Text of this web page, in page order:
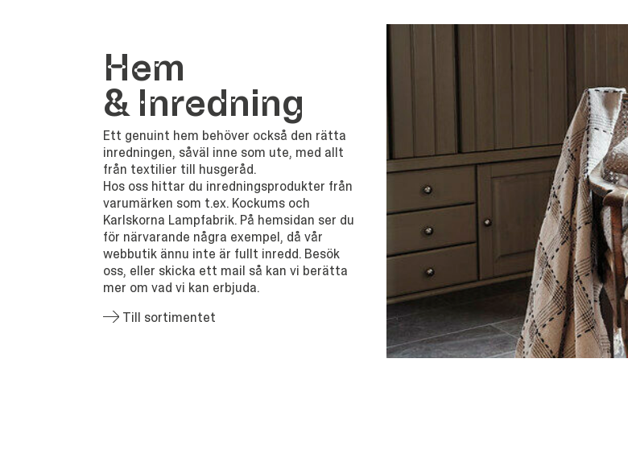
Hem
&Inredning
Ett genuint hem behöver också den rätta
inredningen, såväl inne som ute, med allt
från textilier till husgeråd.
Hos oss hittar du inredningsprodukter från
varumärken som t.ex. Kockums och
Karlskorna Lampfabrik. På hemsidan ser du
för närvarande några exempel, då vår
webbutik ännu inte är fullt inredd. Besök
oss, eller skicka ett mail så kan vi berätta
mer om vad vi kan erbjuda.
Till sortimentet